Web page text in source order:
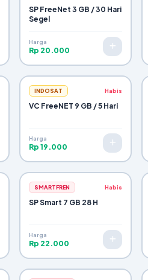
SP FreeNet 3 GB / 30 Hari
Segel
Harga
Rp 20.000
INDOSAT Habis
VC FreeNET 9 GB / 5 Hari
Harga
Rp 19.000
SMARTFREN Habis
SP Smart 7 GB 28 H
Harga
Rp 22.000